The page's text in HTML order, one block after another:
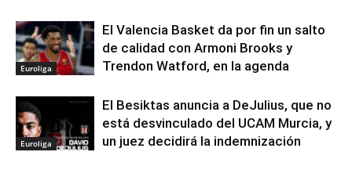
Euroliga
El Valencia Basket da por fin un salto
de calidad con Armoni Brooks y
Trendon Watford, en la agenda
Euroliga
El Besiktas anuncia a DeJulius, que no
está desvinculado del UCAM Murcia, y
un juez decidirá la indemnización